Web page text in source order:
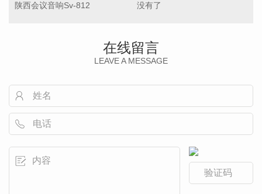
陕西会议音响Sv-812 没有了
在线留言
LEAVE A MESSAGE